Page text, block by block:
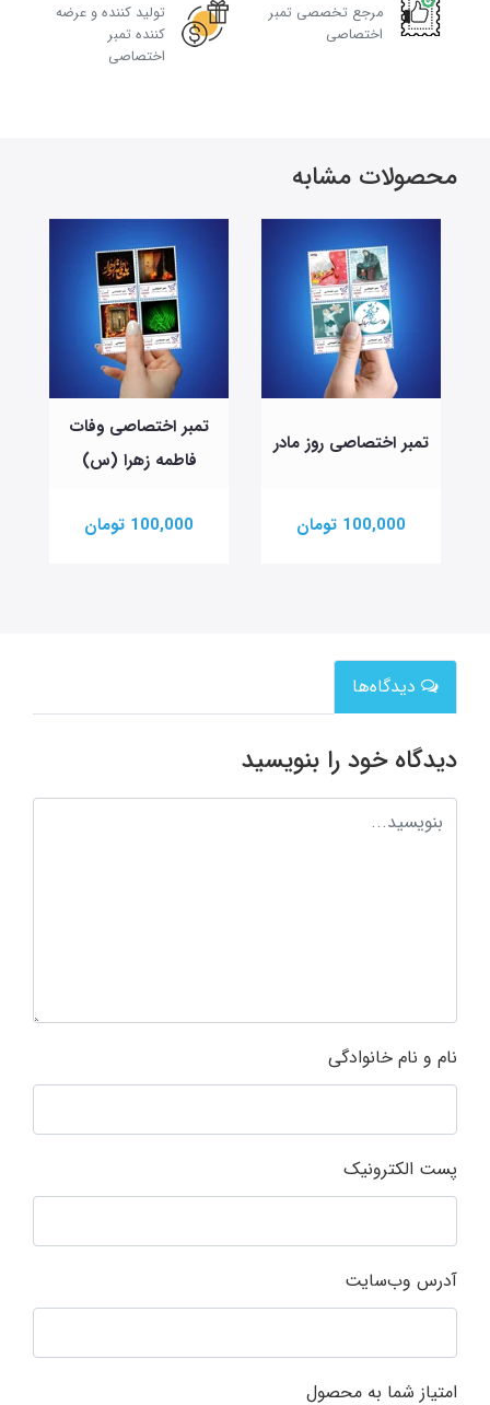
مرجع تخصصی تمبر
اختصاصی
تولید کننده و عرضه
کننده تمبر
اختصاصی
محصولات مشابه
تمبر اختصاصی روز مادر
100,000 تومان
تمبر اختصاصی وفات
فاطمه زهرا (س)
100,000 تومان
دیدگاه‌ها
دیدگاه خود را بنویسید
نام و نام خانوادگی
پست الکترونیک
آدرس وب‌سایت
امتیاز شما به محصول